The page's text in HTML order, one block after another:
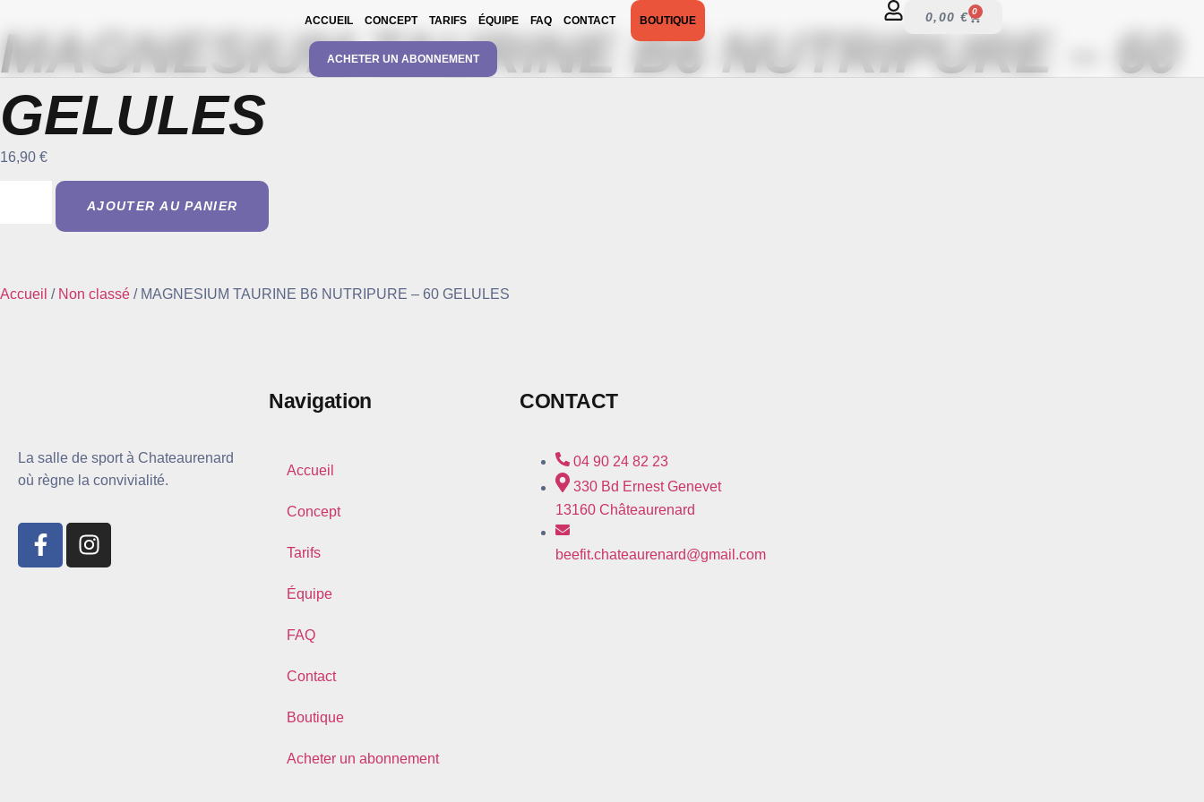
ACCUEIL CONCEPT TARIFS ÉQUIPE FAQ CONTACT BOUTIQUE
ACHETER UN ABONNEMENT
0,00 € 0
MAGNESIUM TAURINE B6 NUTRIPURE – 60
GELULES
16,90 €
AJOUTER AU PANIER
Accueil / Non classé / MAGNESIUM TAURINE B6 NUTRIPURE – 60 GELULES
La salle de sport à Chateaurenard
où règne la convivialité.
Navigation
Accueil
Concept
Tarifs
Équipe
FAQ
Contact
Boutique
Acheter un abonnement
CONTACT
04 90 24 82 23
330 Bd Ernest Genevet
13160 Châteaurenard
beefit.chateaurenard@gmail.com